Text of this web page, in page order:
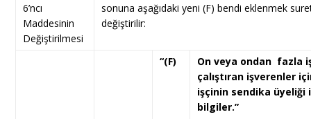
6’ncı
Maddesinin
Değiştirilmesi
sonuna aşağıdaki yeni (F) bendi eklenmek
değiştirilir:
“(F)
On veya ondan fazla
çalıştıran işverenler
işçinin sendika üyeliği
bilgiler.”